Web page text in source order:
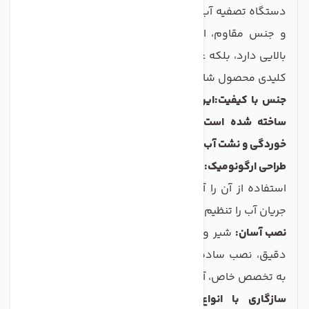
دستگاه تصفیه آب هدایت کنند. با طراحی مهندسی دقیق
و جنس مقاوم، این محصول نه تنها کارایی و عملکرد
بالایی دارد، بلکه عمر طولانی نیز دارا می‌باشد. ویژگی‌های
کلیدی محصول شامل موارد زیر است:
جنس با کیفیت:این شیر و سه راهی از مواد با کیفیت بالا
ساخته شده است که مقاومت خوبی در برابر زنگ‌زدگی،
خوردگی و نشت آب دارد.
طراحی ارگونومیک:
استفاده از آن را آسان می‌کند و به راحتی می‌توان درجه
جریان آب را تنظیم کرد.
نصب آسان:
دقیق، نصب ساده‌ای دارد و کاربران می‌توانند بدون نیاز
به تخصص خاص، آن را نصب کنند.
سازگاری با انواع سیستم‌ها: